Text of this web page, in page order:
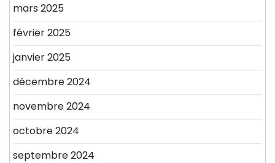
mars 2025
février 2025
janvier 2025
décembre 2024
novembre 2024
octobre 2024
septembre 2024